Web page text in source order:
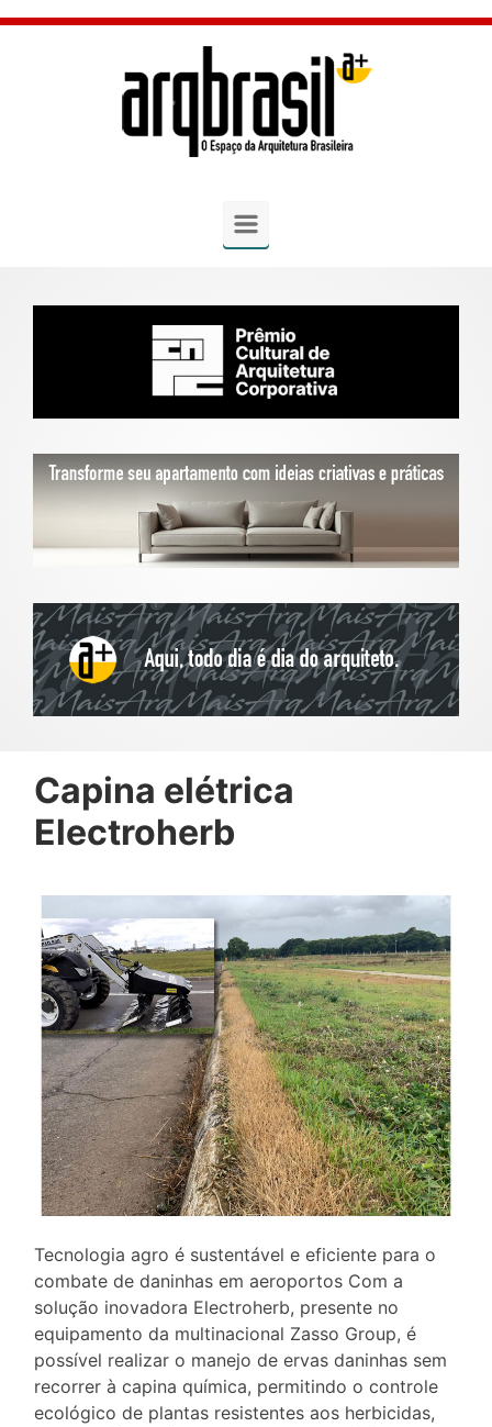
Skip to main content
Capina elétrica
Electroherb
Tecnologia agro é sustentável e eficiente para o
combate de daninhas em aeroportos Com a
solução inovadora Electroherb, presente no
equipamento da multinacional Zasso Group, é
possível realizar o manejo de ervas daninhas sem
recorrer à capina química, permitindo o controle
ecológico de plantas resistentes aos herbicidas,